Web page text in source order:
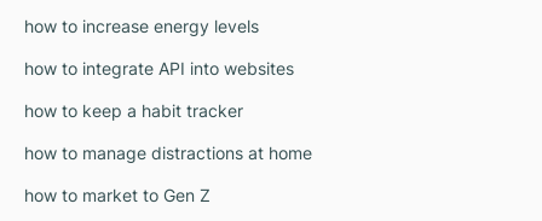
how to increase energy levels
how to integrate API into websites
how to keep a habit tracker
how to manage distractions at home
how to market to Gen Z